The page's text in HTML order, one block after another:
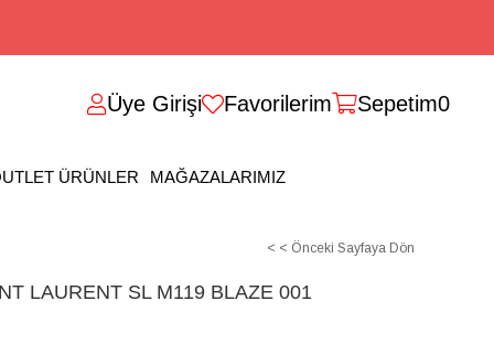
Üye Girişi Favorilerim Sepetim0
ÜRÜNLER MAĞAZALARIMIZ
< < Önceki Sayfaya Dön
LAURENT SL M119 BLAZE 001